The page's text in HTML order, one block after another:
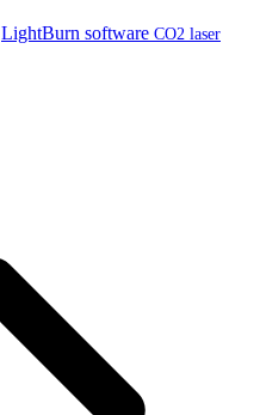
LightBurn software CO2 laser